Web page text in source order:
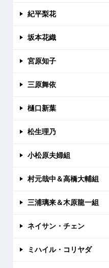
紀平梨花
坂本花織
宮原知子
三原舞依
樋口新葉
松生理乃
小松原夫婦組
村元哉中＆高橋大輔組
三浦璃来＆木原龍一組
ネイサン・チェン
ミハイル・コリヤダ